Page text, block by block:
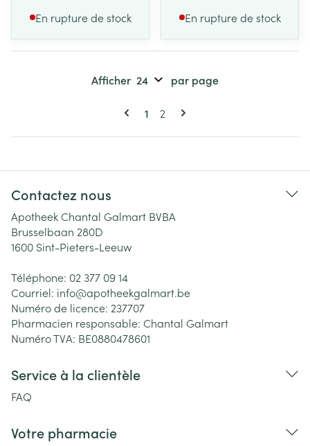
En rupture de stock En rupture de stock
Pages
Vous lisez actuellement la page
1 Page
2
Afficher par page
Contactez nous
Apotheek Chantal Galmart BVBA
Brusselbaan 280D
1600 Sint-Pieters-Leeuw
Téléphone: 02 377 09 14
Courriel: info@apotheekgalmart.be
Numéro de licence: 237707
Pharmacien responsable: Chantal Galmart
Numéro TVA: BE0880478601
Service à la clientèle
FAQ
Votre pharmacie